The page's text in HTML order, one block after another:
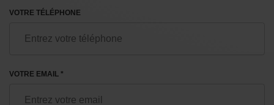
VOTRE TÉLÉPHONE
VOTRE EMAIL *